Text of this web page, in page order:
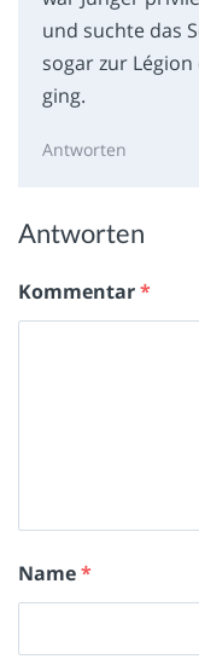
und suchte das
sogar zur
ging.
Antworten
Antworten
Kommentar*
Name*